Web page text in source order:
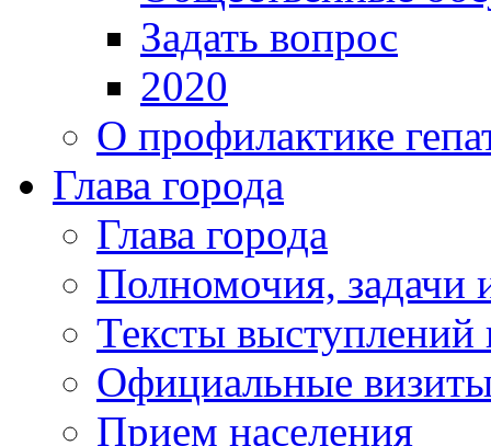
Задать вопрос
2020
О профилактике
Глава города
Глава города
Полномочия, задачи
Тексты выступлений
Официальные
Прием населения